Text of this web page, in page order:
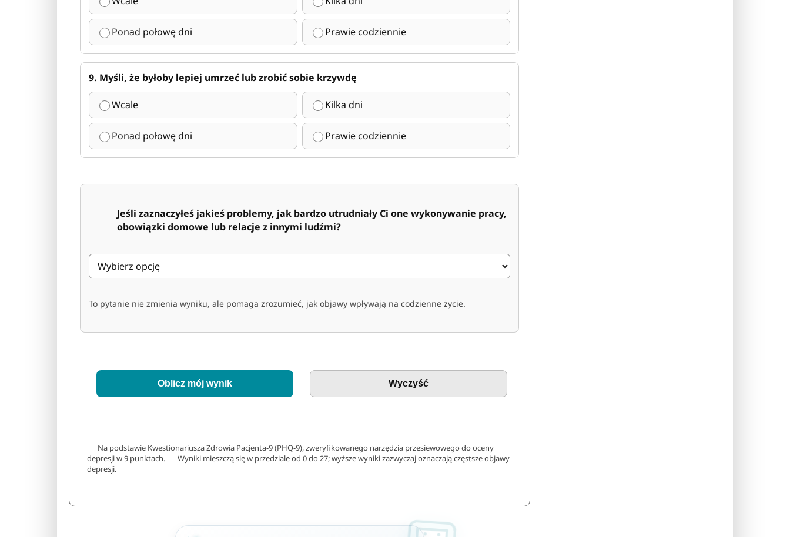
Ponad połowę dni Prawie codziennie
9. Myśli, że byłoby lepiej umrzeć lub zrobić sobie krzywdę
Wcale Kilka dni
Ponad połowę dni Prawie codziennie
Jeśli zaznaczyłeś jakieś problemy, jak bardzo utrudniały Ci one wykonywanie pracy,
obowiązki domowe lub relacje z innymi ludźmi?
To pytanie nie zmienia wyniku, ale pomaga zrozumieć, jak objawy wpływają na codzienne życie.
Oblicz mój wynik Wyczyść
Na podstawie Kwestionariusza Zdrowia Pacjenta-9 (PHQ-9), zweryfikowanego narzędzia przesiewowego do oceny
depresji w 9 punktach. Wyniki mieszczą się w przedziale od 0 do 27; wyższe wyniki zazwyczaj oznaczają częstsze objawy
depresji.